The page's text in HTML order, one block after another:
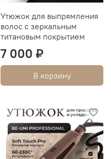
Утюжок для выпрямления
волос с зеркальным
титановым покрытием
7 000 ₽
В корзину